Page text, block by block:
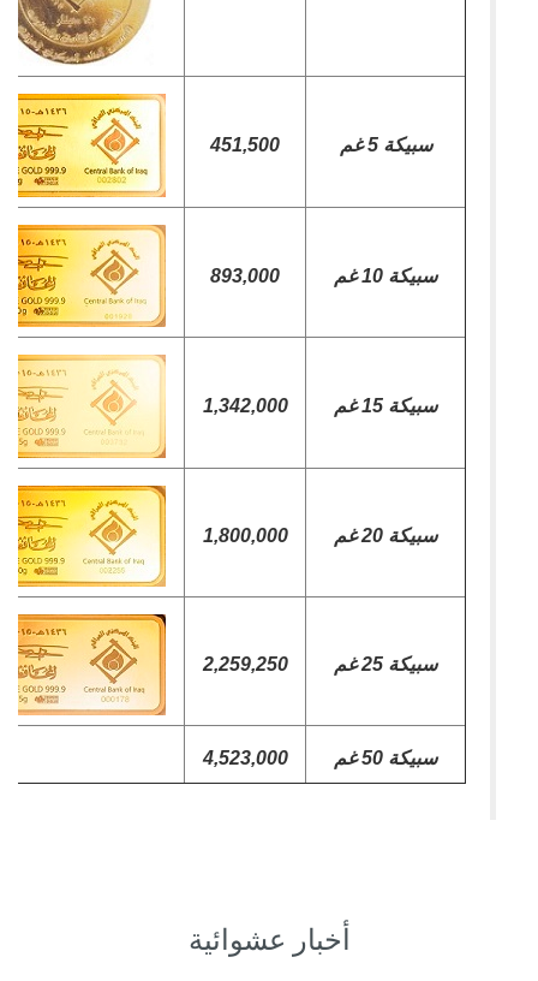
سبيكة 5 غم 451,500
سبيكة 10 غم 893,000
سبيكة 15 غم 1,342,000
سبيكة 20 غم 1,800,000
سبيكة 25 غم 2,259,250
سبيكة 50 غم 4,523,000
أخبار عشوائية